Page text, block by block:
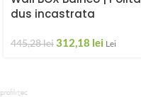
dus incastrata
445,28lei312,18 lei Lei